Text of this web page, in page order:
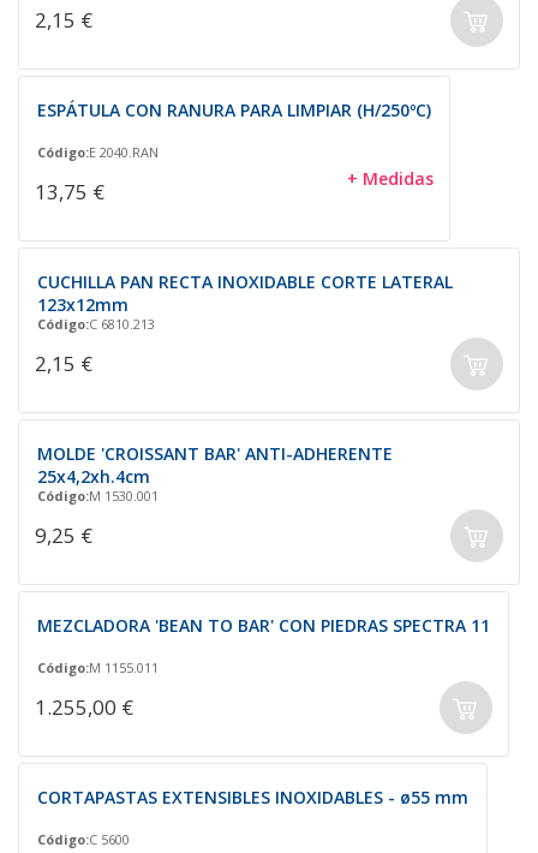
2,15 €
ESPÁTULA CON RANURA PARA LIMPIAR (H/250ºC)
Código:E 2040.RAN
13,75 € + Medidas
CUCHILLA PAN RECTA INOXIDABLE CORTE LATERAL
123x12mm
Código:C 6810.213
2,15 €
MOLDE 'CROISSANT BAR' ANTI-ADHERENTE
25x4,2xh.4cm
Código:M 1530.001
9,25 €
MEZCLADORA 'BEAN TO BAR' CON PIEDRAS SPECTRA 11
Código:M 1155.011
1.255,00 €
CORTAPASTAS EXTENSIBLES INOXIDABLES - ø55 mm
Código:C 5600